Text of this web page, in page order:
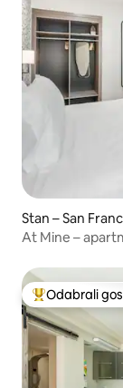
Stan – San
At Mine –
Među najviše
Odabrali